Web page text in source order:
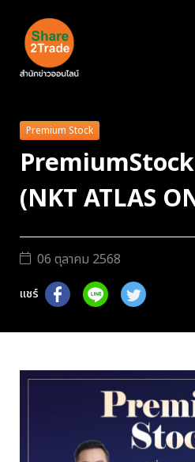
Premium Stock
(NKT ATLAS
06 ตุลาคม 2568
แชร์